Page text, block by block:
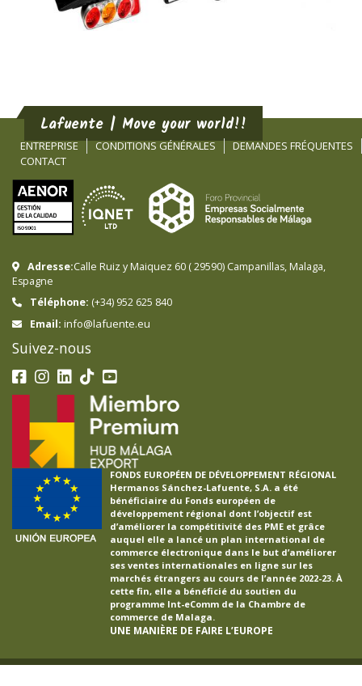
Lafuente | Move your world!!
ENTREPRISE CONDITIONS GÉNÉRALES
DEMANDES FRÉQUENTES
CONTACT
Adresse:Calle Ruiz y Maiquez 60 (29590) Campanillas, Malaga,
Espagne
Téléphone: (+34) 952 625 840
Email: info@lafuente.eu
Suivez-nous
FONDS EUROPÉEN DE DÉVELOPPEMENT RÉGIONAL
Hermanos Sánchez-Lafuente, S.A. a été
bénéficiaire du Fonds européen de
développement régional dont l’objectif est
d’améliorer la compétitivité des PME et grâce
auquel elle a lancé un plan international de
commerce électronique dans le but d’améliorer
ses ventes internationales en ligne sur les
marchés étrangers au cours de l’année 2022-23. À
cette fin, elle a bénéficié du soutien du
programme Int-eComm de la Chambre de
commerce de Malaga.
UNE MANIÈRE DE FAIRE L’EUROPE